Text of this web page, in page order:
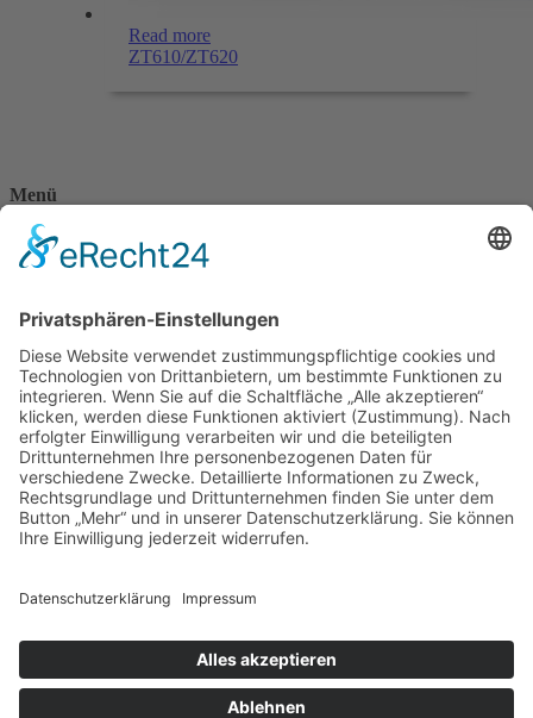
Read more
ZT610/ZT620
Menü
Home
Kontakt
Impressum
Anschrift
BSI Vertriebs GmbH
Donaustraße 2A
64572 Büttelborn
Telefon: 00496152187370
Telefax: 004961521873727
E-Mail: info@bsivertrieb.de